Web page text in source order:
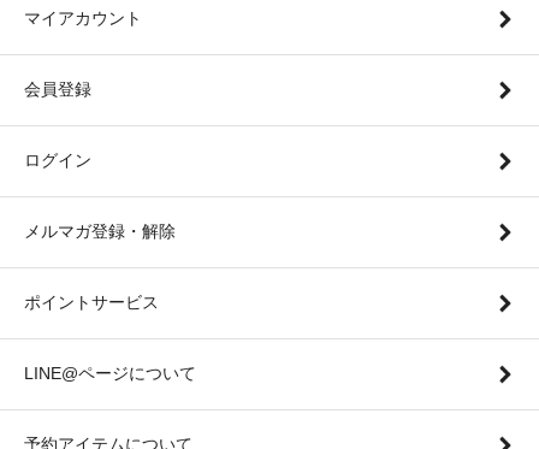
マイアカウント
会員登録
ログイン
メルマガ登録・解除
ポイントサービス
LINE@ページについて
予約アイテムについて